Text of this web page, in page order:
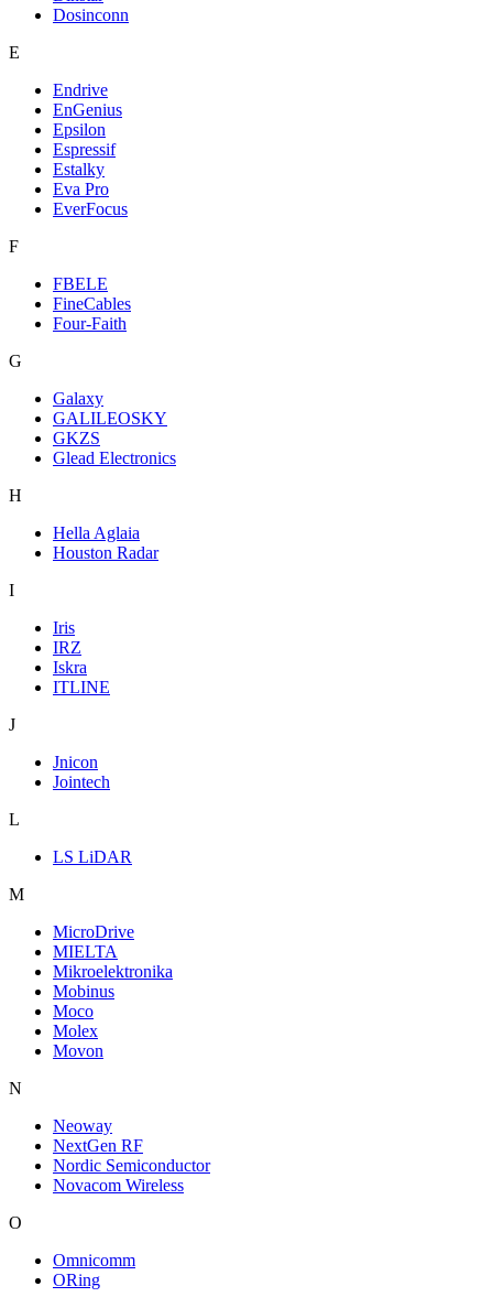
Dosinconn
E
Endrive
EnGenius
Epsilon
Espressif
Estalky
Eva Pro
EverFocus
F
FBELE
FineCables
Four-Faith
G
Galaxy
GALILEOSKY
GKZS
Glead Electronics
H
Hella Aglaia
Houston Radar
I
Iris
IRZ
Iskra
ITLINE
J
Jnicon
Jointech
L
LS LiDAR
M
MicroDrive
MIELTA
Mikroelektronika
Mobinus
Moco
Molex
Movon
N
Neoway
NextGen RF
Nordic Semiconductor
Novacom Wireless
O
Omnicomm
ORing